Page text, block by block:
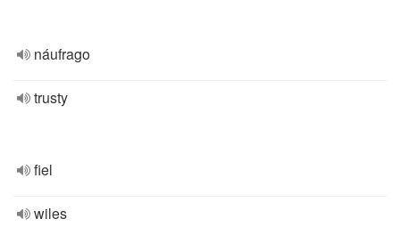
náufrago
trusty
fiel
wiles